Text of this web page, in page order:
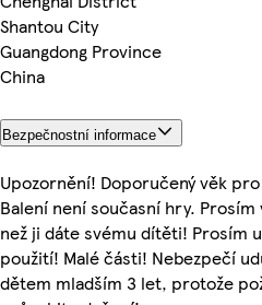
Shantou City
Guangdong Province
China
Bezpečnostní informace
Upozornění! Doporučený věk
Balení není současní hry.
než ji dáte svému dítěti! Prosím
použití! Malé části! Nebezpečí
dětem mladším 3 let, protože